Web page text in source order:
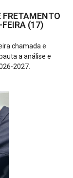
FRETAMENTO
(17)
chamada e
a análise e
2027.